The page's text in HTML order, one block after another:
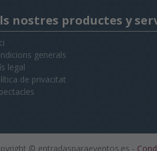
nostres productes y
generals
legal
de privacitat
© entradasparaeventos.es -